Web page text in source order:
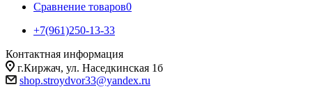
Сравнение товаров0
+7(961)250-13-33
Контактная информация
г.Киржач, ул. Наседкинская 1б
shop.stroydvor33@yandex.ru